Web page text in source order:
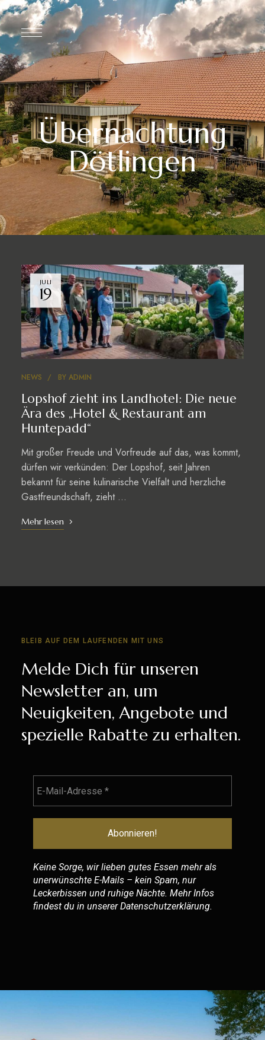
Übernachtung
Dötlingen
JULI
19
NEWS BY ADMIN
Lopshof zieht ins Landhotel: Die neue
Ära des „Hotel & Restaurant am
Huntepadd“
Mit großer Freude und Vorfreude auf das, was kommt,
dürfen wir verkünden: Der Lopshof, seit Jahren
bekannt für seine kulinarische Vielfalt und herzliche
Gastfreundschaft, zieht …
Mehr lesen
BLEIB AUF DEM LAUFENDEN MIT UNS
Melde Dich für unseren
Newsletter an, um
Neuigkeiten, Angebote und
spezielle Rabatte zu erhalten.
Keine Sorge, wir lieben gutes Essen mehr als
unerwünschte E-Mails – kein Spam, nur
Leckerbissen und ruhige Nächte. Mehr Infos
findest du in unsererDatenschutzerklärung.